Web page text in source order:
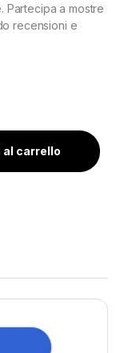
Partecipa a mostre
recensioni e
al carrello